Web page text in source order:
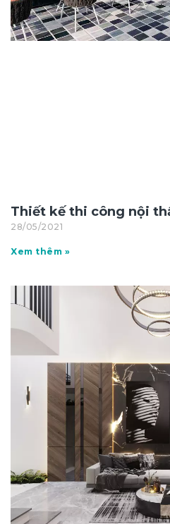
Thiết kế thi công nội
28/05/2021
Xem thêm »